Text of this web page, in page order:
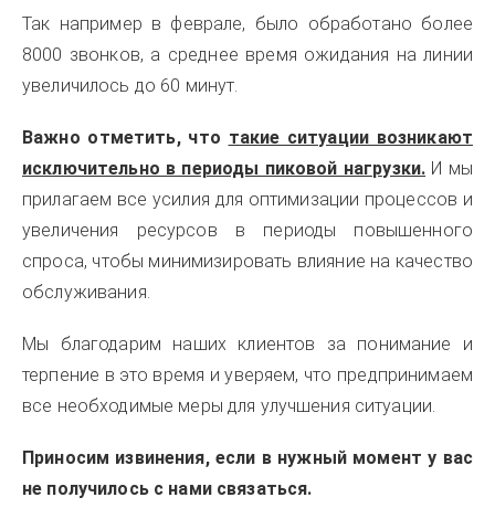
Так например в феврале, было обработано более
8000 звонков, а среднее время ожидания на линии
увеличилось до 60 минут.
Важно отметить, что такие ситуации возникают
исключительно в периоды пиковой нагрузки. И мы
прилагаем все усилия для оптимизации процессов и
увеличения ресурсов в периоды повышенного
спроса, чтобы минимизировать влияние на качество
обслуживания.
Мы благодарим наших клиентов за понимание и
терпение в это время и уверяем, что предпринимаем
все необходимые меры для улучшения ситуации.
Приносим извинения, если в нужный момент у вас
не получилось с нами связаться.